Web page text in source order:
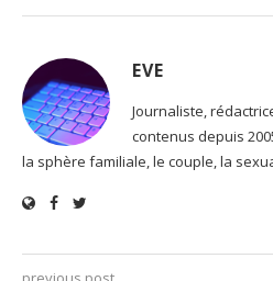
EVE
Journaliste,
contenus depuis
la sphère familiale, le couple, la